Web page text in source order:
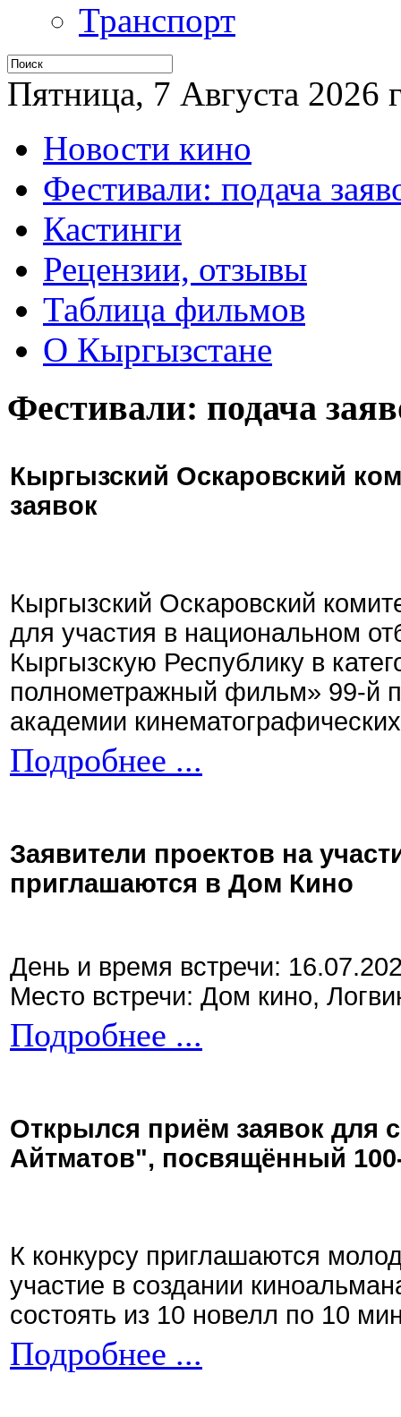
Транспорт
Пятница, 7 Августа 2026
Новости кино
Фестивали: подача
Кастинги
Рецензии, отзывы
Таблица фильмов
О Кыргызстане
Фестивали: подача
Кыргызский Оскаровский
заявок
Кыргызский Оскаровский
для участия в национальном
Кыргызскую Республику в
полнометражный фильм» 99-й
академии
Подробнее ...
Заявители проектов на
приглашаются в Дом Кино
День и время встречи:
Место встречи: Дом кино,
Подробнее ...
Открылся приём заявок для
Айтматов", посвящённый
К конкурсу приглашаются
участие в создании
состоять из 10 новелл по 10
Подробнее ...